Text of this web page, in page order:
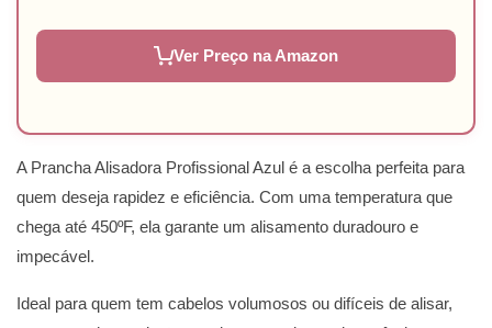
Ver Preço na Amazon
A Prancha Alisadora Profissional Azul é a escolha perfeita para
quem deseja rapidez e eficiência. Com uma temperatura que
chega até 450ºF, ela garante um alisamento duradouro e
impecável.
Ideal para quem tem cabelos volumosos ou difíceis de alisar,